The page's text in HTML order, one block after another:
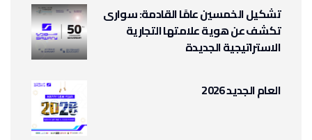
تشكيل الخمسين عامًا القادمة: سوارى
تكشف عن هوية علامتها التجارية
الاستراتيجية الجديدة
العام الجديد 2026